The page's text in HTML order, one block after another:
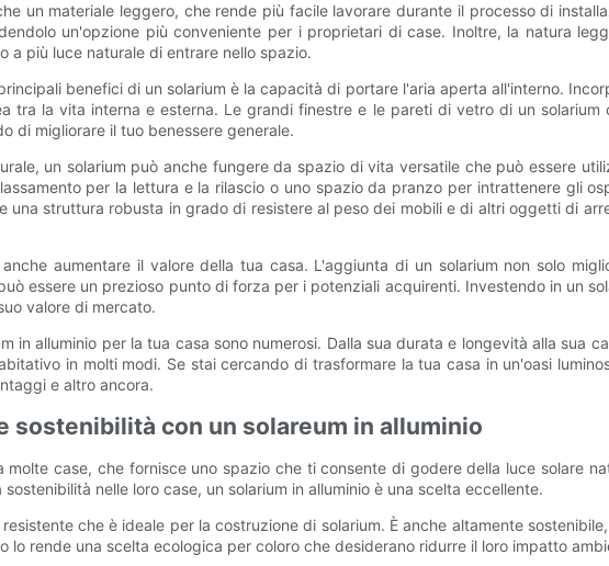
un materiale leggero, che rende più facile lavorare durante il processo di
un'opzione più conveniente per i proprietari di case. Inoltre, la natura
a più luce naturale di entrare nello spazio.
benefici di un solarium è la capacità di portare l'aria aperta all'interno.
tra la vita interna e esterna. Le grandi finestre e le pareti di vetro di un
di migliorare il tuo benessere generale.
un solarium può anche fungere da spazio di vita versatile che può essere
per la lettura e la rilascio o uno spazio da pranzo per intrattenere gli
una struttura robusta in grado di resistere al peso dei mobili e di altri oggetti di
aumentare il valore della tua casa. L'aggiunta di un solarium non solo
essere un prezioso punto di forza per i potenziali acquirenti. Investendo in un
valore di mercato.
in alluminio per la tua casa sono numerosi. Dalla sua durata e longevità alla sua
in molti modi. Se stai cercando di trasformare la tua casa in un'oasi
e altro ancora.
sostenibilità con un solareum in alluminio
molte case, che fornisce uno spazio che ti consente di godere della luce solare
nelle loro case, un solarium in alluminio è una scelta eccellente.
che è ideale per la costruzione di solarium. È anche altamente
lo rende una scelta ecologica per coloro che desiderano ridurre il loro impatto